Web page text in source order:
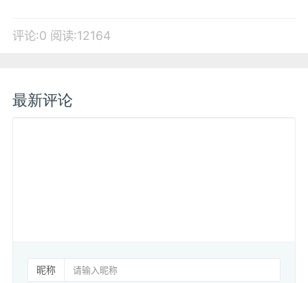
评论:0 阅读:12164
最新评论
昵称